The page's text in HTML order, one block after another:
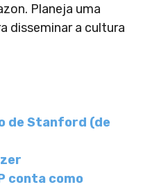
Planeja uma
disseminar a cultura
de Stanford (de
conta como